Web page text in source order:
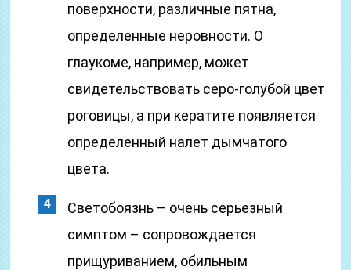
поверхности, различные пятна,
определенные неровности. О
глаукоме, например, может
свидетельствовать серо-голубой цвет
роговицы, а при кератите появляется
определенный налет дымчатого
цвета.
Светобоязнь – очень серьезный
симптом – сопровождается
прищуриванием, обильным